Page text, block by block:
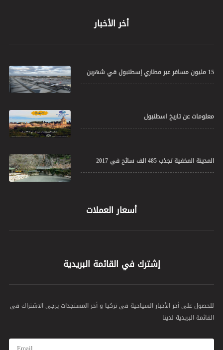
أخر الأخبار
15 مليون مسافر عبر مطاري إسطنبول في شهرين
معلومات عن تاريخ اسطنبول
المدينة المخفية تجذب 485 الف سائح في 2017
أسعار العملات
إشترك في القائمة البريدية
للحصول على أخر الأخبار السياحية في تركيا و أخر المستجدات يرجى الاشتراك في
القائمة البريدية لدينا